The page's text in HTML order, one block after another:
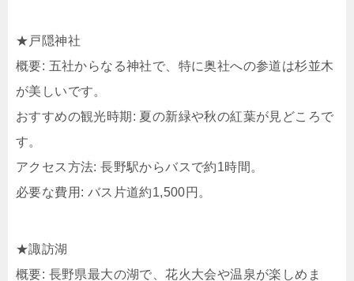
★戸隠神社
概要: 五社からなる神社で、特に奥社への参道は杉並木
が美しいです。​
おすすめの観光時期: 夏の新緑や秋の紅葉が見どころで
す。​
アクセス方法: 長野駅からバスで約1時間。​
必要な費用: バス片道約1,500円。​
★諏訪湖
概要: 長野県最大の湖で、花火大会や温泉が楽しめま